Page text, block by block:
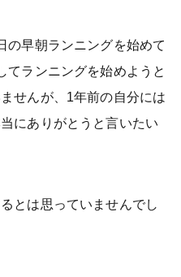
の早朝ランニングを始めて
てランニングを始めようと
せんが、1年前の自分には
にありがとうと言いたい
とは思っていませんでし